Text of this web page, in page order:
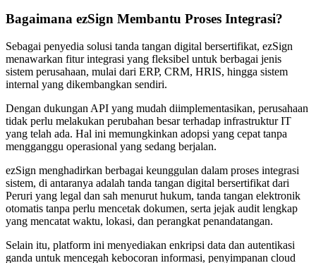
Bagaimana ezSign Membantu Proses Integrasi?
Sebagai penyedia solusi tanda tangan digital bersertifikat, ezSign
menawarkan fitur integrasi yang fleksibel untuk berbagai jenis
sistem perusahaan, mulai dari ERP, CRM, HRIS, hingga sistem
internal yang dikembangkan sendiri.
Dengan dukungan API yang mudah diimplementasikan, perusahaan
tidak perlu melakukan perubahan besar terhadap infrastruktur IT
yang telah ada. Hal ini memungkinkan adopsi yang cepat tanpa
mengganggu operasional yang sedang berjalan.
ezSign menghadirkan berbagai keunggulan dalam proses integrasi
sistem, di antaranya adalah tanda tangan digital bersertifikat dari
Peruri yang legal dan sah menurut hukum, tanda tangan elektronik
otomatis tanpa perlu mencetak dokumen, serta jejak audit lengkap
yang mencatat waktu, lokasi, dan perangkat penandatangan.
Selain itu, platform ini menyediakan enkripsi data dan autentikasi
ganda untuk mencegah kebocoran informasi, penyimpanan cloud